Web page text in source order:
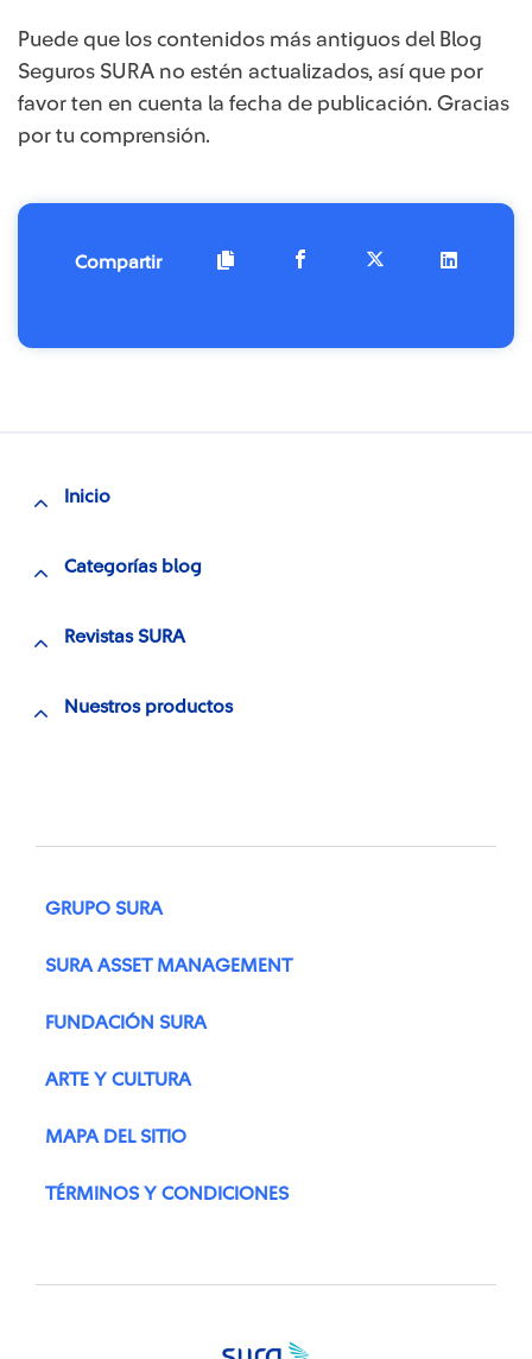
Puede que los contenidos más antiguos del Blog
Seguros SURA no estén actualizados, así que por
favor ten en cuenta la fecha de publicación. Gracias
por tu comprensión.
Compartir
Inicio
Categorías blog
Revistas SURA
Nuestros productos
GRUPO SURA
SURA ASSET MANAGEMENT
FUNDACIÓN SURA
ARTE Y CULTURA
MAPA DEL SITIO
TÉRMINOS Y CONDICIONES